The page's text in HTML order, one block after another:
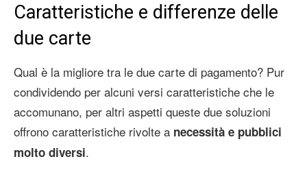
Caratteristiche e differenze delle
due carte
Qual è la migliore tra le due carte di pagamento? Pur
condividendo per alcuni versi caratteristiche che le
accomunano, per altri aspetti queste due soluzioni
offrono caratteristiche rivolte a necessità e pubblici
molto diversi.